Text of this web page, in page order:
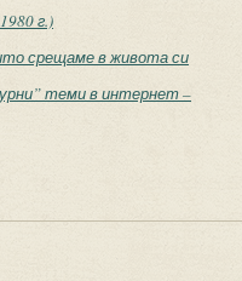
г.)
срещаме в живота си
теми в интернет –